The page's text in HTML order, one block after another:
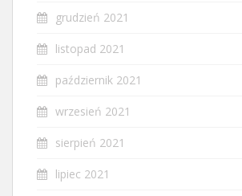
grudzień 2021
listopad 2021
październik 2021
wrzesień 2021
sierpień 2021
lipiec 2021